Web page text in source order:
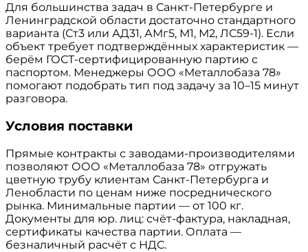
Для большинства задач в Санкт-Петербурге и
Ленинградской области достаточно стандартного
варианта (Ст3 или АД31, АМг5, М1, М2, ЛС59-1). Если
объект требует подтверждённых характеристик —
берём ГОСТ-сертифицированную партию с
паспортом. Менеджеры ООО «Металлобаза 78»
помогают подобрать тип под задачу за 10–15 минут
разговора.
Условия поставки
Прямые контракты с заводами-производителями
позволяют ООО «Металлобаза 78» отгружать
цветную трубу клиентам Санкт-Петербурга и
Ленобласти по ценам ниже посреднического
рынка. Минимальные партии — от 100 кг.
Документы для юр. лиц: счёт-фактура, накладная,
сертификаты качества партии. Оплата —
безналичный расчёт с НДС.